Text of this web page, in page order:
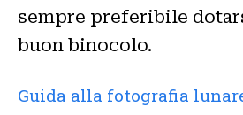
sempre preferibile
buon binocolo.
Guida alla fotografia